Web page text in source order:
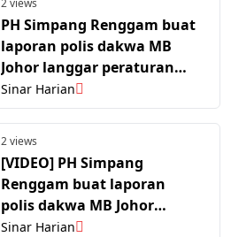
2 views
PH Simpang Renggam buat
laporan polis dakwa MB
Johor langgar peraturan
kempen
Sinar Harian
2 views
[VIDEO] PH Simpang
Renggam buat laporan
polis dakwa MB Johor
langgar peraturan kempen
Sinar Harian